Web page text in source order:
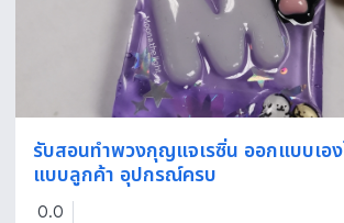
รับสอนทำพวงกุญแจ​เรซิ่น ออกแบบเอ
แบบลูกค้า อุปกรณ์​ครบ
0.0